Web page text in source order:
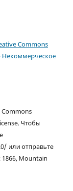
Commons
Некоммерческое
Commons
Чтобы
или отправьте
1866, Mountain